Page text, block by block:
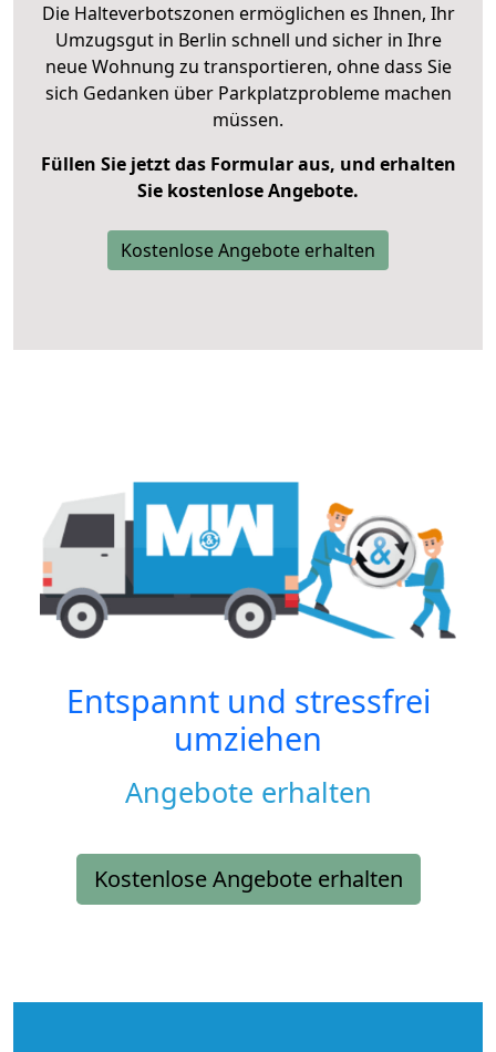
Die Halteverbotszonen ermöglichen es Ihnen, Ihr
Umzugsgut in Berlin schnell und sicher in Ihre
neue Wohnung zu transportieren, ohne dass Sie
sich Gedanken über Parkplatzprobleme machen
müssen.
Füllen Sie jetzt das Formular aus, und erhalten
Sie kostenlose Angebote.
Kostenlose Angebote erhalten
Entspannt und stressfrei
umziehen
Angebote erhalten
Kostenlose Angebote erhalten